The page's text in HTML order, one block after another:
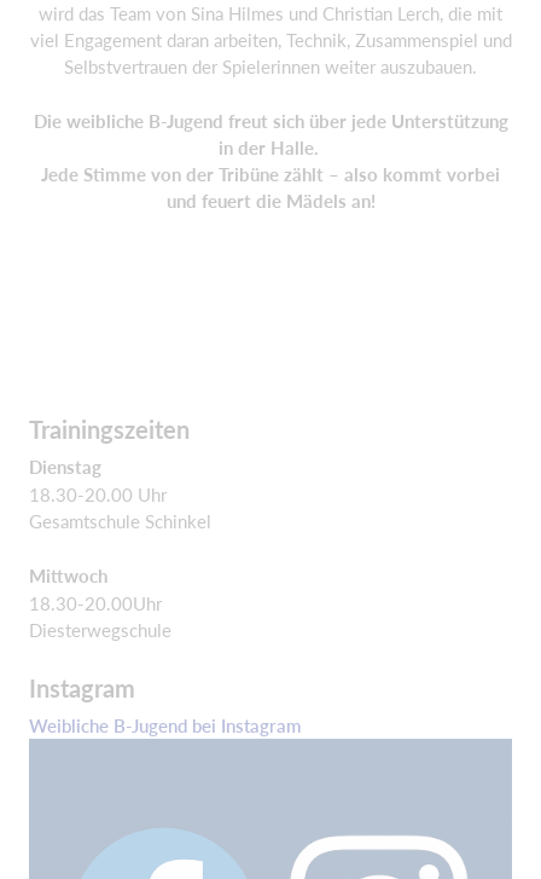
wird das Team von Sina Hilmes und Christian Lerch, die mit
viel Engagement daran arbeiten, Technik, Zusammenspiel und
Selbstvertrauen der Spielerinnen weiter auszubauen.
Die weibliche B-Jugend freut sich über jede Unterstützung
in der Halle.
Jede Stimme von der Tribüne zählt – also kommt vorbei
und feuert die Mädels an!
Trainingszeiten
Dienstag
18.30-20.00 Uhr
Gesamtschule Schinkel
Mittwoch
18.30-20.00Uhr
Diesterwegschule
Instagram
Weibliche B-Jugend bei Instagram